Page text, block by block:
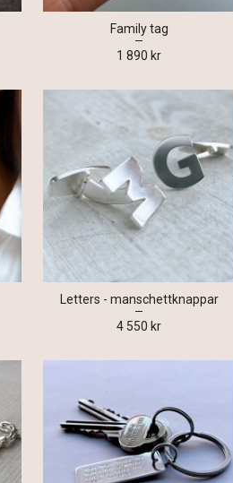
Family tag
1 890 kr
Letters - manschettknappar
4 550 kr